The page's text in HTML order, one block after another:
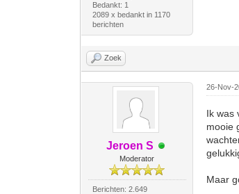
Bedankt: 1
2089 x bedankt in 1170
berichten
Zoek
Jeroen S
Moderator
Berichten: 2.649
26-Nov-
Ik was
mooie
Maar